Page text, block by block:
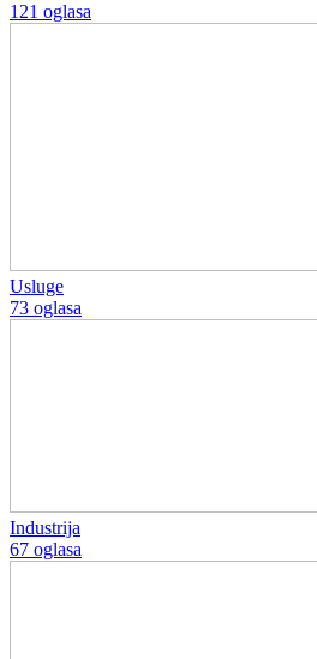
121 oglasa
Usluge
73 oglasa
Industrija
67 oglasa